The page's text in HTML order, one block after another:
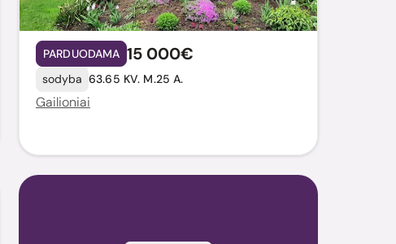
PARDUODAMA 15 000€
sodyba 63.65 KV. M.25 A.
Gailioniai